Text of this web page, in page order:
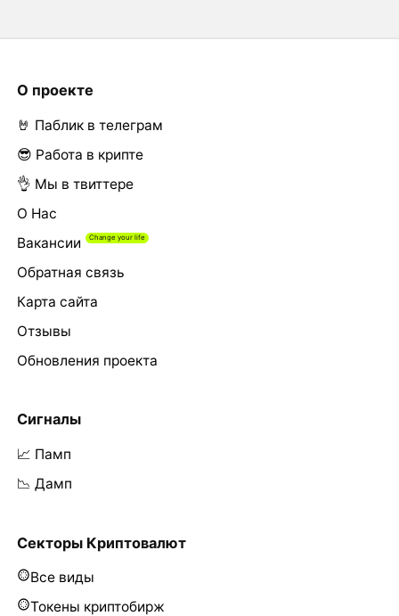
О проекте
🤘 Паблик в телеграм
😎 Работа в крипте
👌 Мы в твиттере
О Нас
Вакансии
Обратная связь
Карта сайта
Отзывы
Обновления проекта
Сигналы
📈 Памп
📉 Дамп
Секторы Криптовалют
Все виды
Токены криптобирж